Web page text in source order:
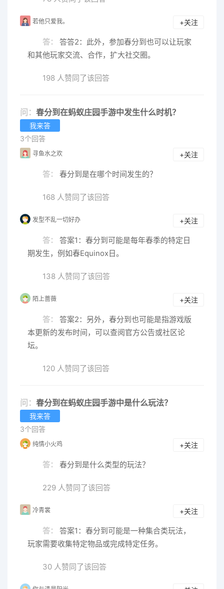
若他只爱我。 +关注
答：
答答2：此外，参加春分到也可以让玩家
和其他玩家交流、合作，扩大社交圈。
198 人赞同了该回答
问： 春分到在蚂蚁庄园手游中发生什么时机？
我来答
3个回答
寻鱼水之欢 +关注
答： 春分到是在哪个时间发生的？
168 人赞同了该回答
发型不乱一切好办 +关注
答：
答案1：春分到可能是每年春季的特定日
期发生，例如春Equinox日。
138 人赞同了该回答
陌上蔷薇 +关注
答：
答案2：另外，春分到也可能是指游戏版
本更新的发布时间，可以查阅官方公告或社区论
坛。
120 人赞同了该回答
问： 春分到在蚂蚁庄园手游中是什么玩法？
我来答
3个回答
纯情小火鸡 +关注
答： 春分到是什么类型的玩法？
229 人赞同了该回答
冷青裳 +关注
答：
答案1：春分到可能是一种集合类玩法，
玩家需要收集特定物品或完成特定任务。
30 人赞同了该回答